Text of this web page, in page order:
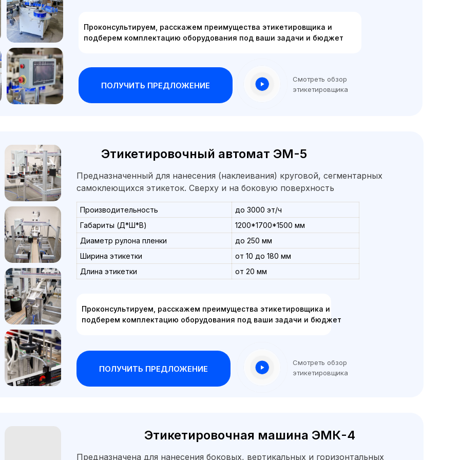
ПОЛУЧИТЬ ПРЕДЛОЖЕНИЕ
ПОЛУЧИТЬ ПРЕДЛОЖЕНИЕ
Предназначенный для нанесения (наклеивания) круговой, сегментарных
самоклеющихся этикеток. Сверху и на боковую поверхность
Этикетировочный автомат ЭМ-5
Проконсультируем, расскажем преимущества этикетировщика и
подберем комплектацию оборудования под ваши задачи и бюджет
Проконсультируем, расскажем преимущества этикетировщика и
подберем комплектацию оборудования под ваши задачи и бюджет
Предназначена для нанесения боковых, вертикальных и горизонтальных
Этикетировочная машина ЭМК-4
Смотреть обзор
этикетировщика
Смотреть обзор
этикетировщика
Производительность
до 3000 эт/ч
Габариты (Д*Ш*В)
1200*1700*1500 мм
Диаметр рулона пленки
до 250 мм
Ширина этикетки
от 10 до 180 мм
Длина этикетки
от 20 мм